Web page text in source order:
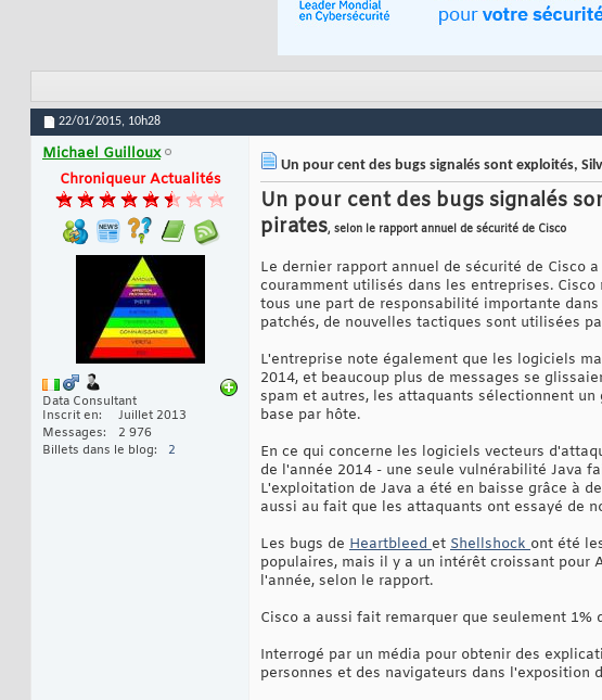
22/01/2015, 10h28
Michael Guilloux
Chroniqueur Actualités
Data Consultant
Inscrit en
Juillet 2013
Messages
2 976
Billets dans le blog
2
Un pour cent des bugs signalés sont exploités,
Un pour cent des bugs signalés
pirates, selon le rapport annuel de sécurité de Cisco
Le dernier rapport annuel de sécurité de Cisco
couramment utilisés dans les entreprises.
tous une part de responsabilité importante
patchés, de nouvelles tactiques sont utilisées
L'entreprise note également que les logiciels
2014, et beaucoup plus de messages se
spam et autres, les attaquants sélectionnent
base par hôte.
En ce qui concerne les logiciels vecteurs
de l'année 2014 - une seule vulnérabilité Java
L'exploitation de Java a été en baisse grâce à
aussi au fait que les attaquants ont essayé de
Les bugs de Heartbleed et Shellshock ont été
populaires, mais il y a un intérêt croissant pour
l'année, selon le rapport.
Cisco a aussi fait remarquer que seulement
Interrogé par un média pour obtenir des
personnes et des navigateurs dans l'exposition